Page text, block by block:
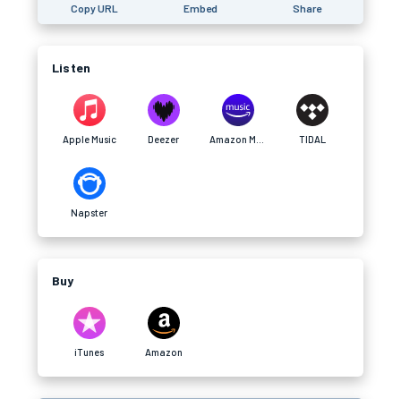
Copy URL Embed Share
Listen
Apple Music Deezer TIDAL
Napster
Buy
iTunes Amazon